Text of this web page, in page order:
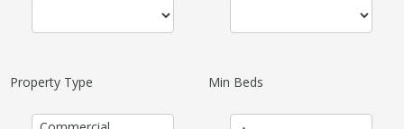
Property Type Min Beds